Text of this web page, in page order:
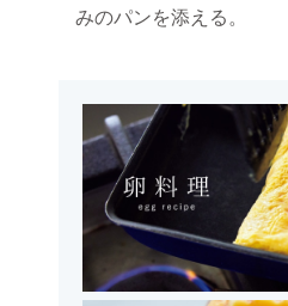
みのパンを添える。